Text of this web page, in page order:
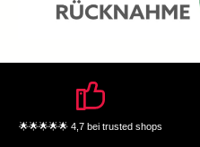
🌟🌟🌟🌟🌟 4,7 bei trusted shops